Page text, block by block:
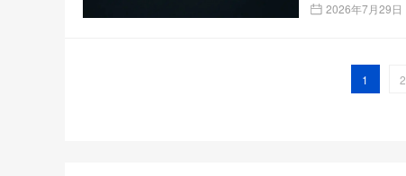
2026年7月29日
1 2